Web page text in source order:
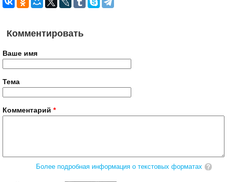
Комментировать
Ваше имя
Тема
Комментарий *
Более подробная информация о текстовых форматах